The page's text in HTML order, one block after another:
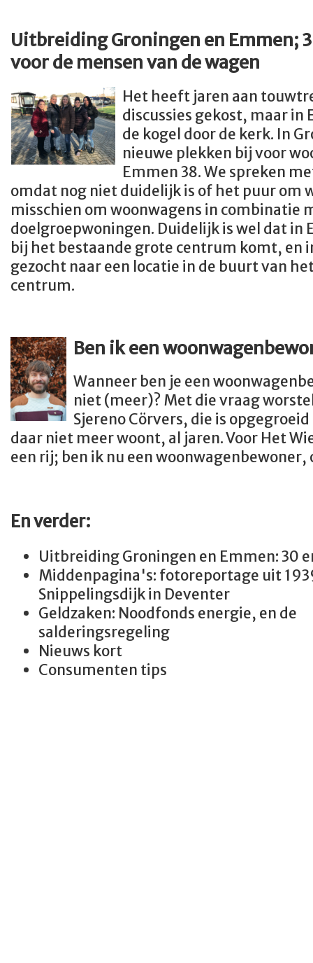
Uitbreiding Groningen en Emmen;
voor de mensen van de wagen
Het heeft jaren aan
discussies gekost, maar in
de kogel door de kerk. In
nieuwe plekken bij voor
Emmen 38. We spreken
omdat nog niet duidelijk is of het puur om
misschien om woonwagens in combinatie
doelgroepwoningen. Duidelijk is wel dat in
bij het bestaande grote centrum komt, en
gezocht naar een locatie in de buurt van
centrum.
Ben ik een
Wanneer ben je een
niet (meer)? Met die vraag
Sjereno Cörvers, die is
daar niet meer woont, al jaren. Voor Het
een rij; ben ik nu een woonwagenbewoner,
En verder:
Uitbreiding Groningen en Emmen: 30
Middenpagina's: fotoreportage uit
Snippelingsdijk in Deventer
Geldzaken: Noodfonds energie, en de
salderingsregeling
Nieuws kort
Consumenten tips